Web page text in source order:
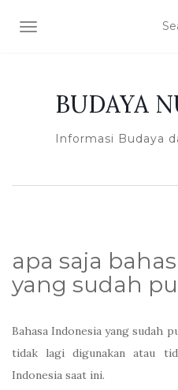
TOGGLE NAVIGATION
BUDAYA
Informasi Budaya
apa saja
yang sudah
Bahasa Indonesia yang sudah
tidak lagi digunakan atau
Indonesia saat ini.